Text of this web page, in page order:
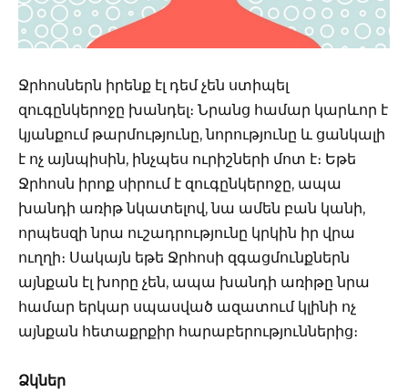
Ջրհոսներն իրենք էլ դեմ չեն ստիպել
զուգընկերոջը խանդել։ Նրանց համար կարևոր է
կյանքում թարմությունը, նորությունը և ցանկալի
է ոչ այնպիսին, ինչպես ուրիշների մոտ է։ Եթե
Ջրհոսն իրոք սիրում է զուգընկերոջը, ապա
խանդի առիթ նկատելով, նա ամեն բան կանի,
որպեսզի նրա ուշադրությունը կրկին իր վրա
ուղղի։ Սակայն եթե Ջրհոսի զգացմունքներն
այնքան էլ խորը չեն, ապա խանդի առիթը նրա
համար երկար սպասված ազատում կլինի ոչ
այնքան հետաքրքիր հարաբերություններից։
Ձկներ